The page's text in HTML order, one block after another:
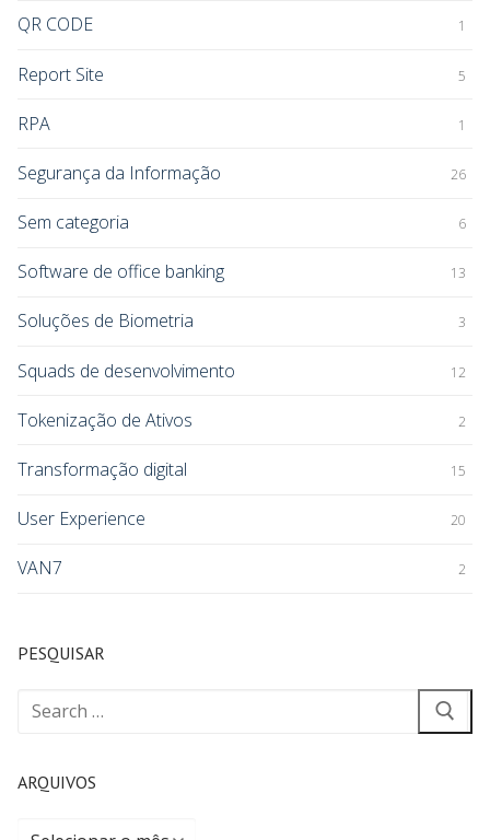
QR CODE 1
Report Site 5
RPA 1
Segurança da Informação 26
Sem categoria 6
Software de office banking 13
Soluções de Biometria 3
Squads de desenvolvimento 12
Tokenização de Ativos 2
Transformação digital 15
User Experience 20
VAN7 2
PESQUISAR
ARQUIVOS